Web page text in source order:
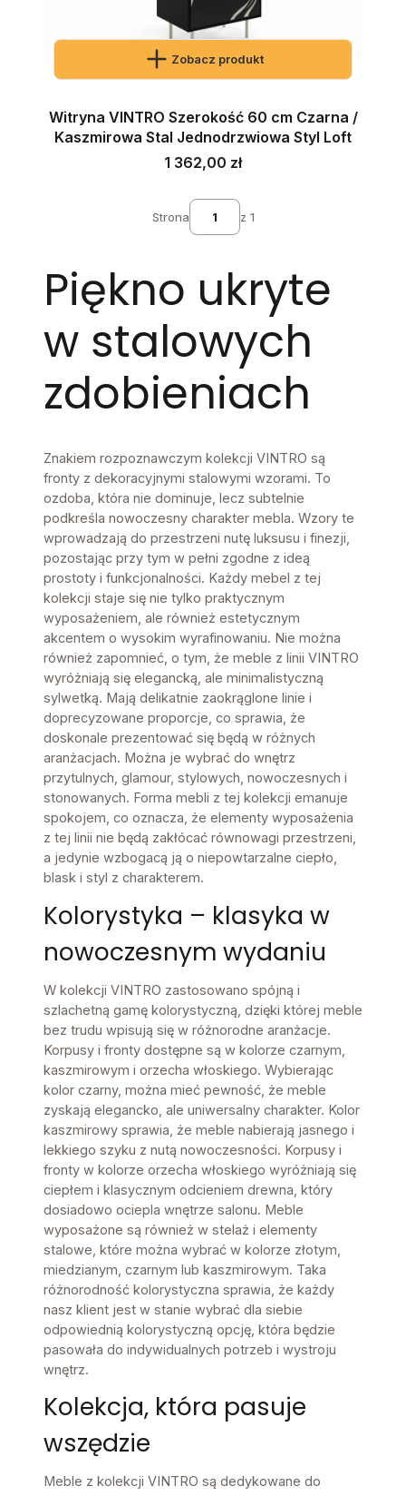
Zobacz produkt
Witryna VINTRO Szerokość 60 cm Czarna /
Kaszmirowa Stal Jednodrzwiowa Styl Loft
Cena
1 362,00 zł
Strona z 1
Piękno ukryte
w stalowych
zdobieniach
Znakiem rozpoznawczym kolekcji VINTRO są
fronty z dekoracyjnymi stalowymi wzorami. To
ozdoba, która nie dominuje, lecz subtelnie
podkreśla nowoczesny charakter mebla. Wzory te
wprowadzają do przestrzeni nutę luksusu i finezji,
pozostając przy tym w pełni zgodne z ideą
prostoty i funkcjonalności. Każdy mebel z tej
kolekcji staje się nie tylko praktycznym
wyposażeniem, ale również estetycznym
akcentem o wysokim wyrafinowaniu. Nie można
również zapomnieć, o tym, że meble z linii VINTRO
wyróżniają się elegancką, ale minimalistyczną
sylwetką. Mają delikatnie zaokrąglone linie i
doprecyzowane proporcje, co sprawia, że
doskonale prezentować się będą w różnych
aranżacjach. Można je wybrać do wnętrz
przytulnych, glamour, stylowych, nowoczesnych i
stonowanych. Forma mebli z tej kolekcji emanuje
spokojem, co oznacza, że elementy wyposażenia
z tej linii nie będą zakłócać równowagi przestrzeni,
a jedynie wzbogacą ją o niepowtarzalne ciepło,
blask i styl z charakterem.
Kolorystyka – klasyka w
nowoczesnym wydaniu
W kolekcji VINTRO zastosowano spójną i
szlachetną gamę kolorystyczną, dzięki której meble
bez trudu wpisują się w różnorodne aranżacje.
Korpusy i fronty dostępne są w kolorze czarnym,
kaszmirowym i orzecha włoskiego. Wybierając
kolor czarny, można mieć pewność, że meble
zyskają elegancko, ale uniwersalny charakter. Kolor
kaszmirowy sprawia, że meble nabierają jasnego i
lekkiego szyku z nutą nowoczesności. Korpusy i
fronty w kolorze orzecha włoskiego wyróżniają się
ciepłem i klasycznym odcieniem drewna, który
dosiadowo ociepla wnętrze salonu. Meble
wyposażone są również w stelaż i elementy
stalowe, które można wybrać w kolorze złotym,
miedzianym, czarnym lub kaszmirowym. Taka
różnorodność kolorystyczna sprawia, że każdy
nasz klient jest w stanie wybrać dla siebie
odpowiednią kolorystyczną opcję, która będzie
pasowała do indywidualnych potrzeb i wystroju
wnętrz.
Kolekcja, która pasuje
wszędzie
Meble z kolekcji VINTRO są dedykowane do